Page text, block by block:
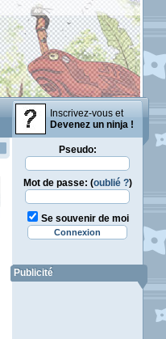
Inscrivez-vous et
Devenez un ninja !
Pseudo:
Mot de passe: (oublié ?)
Se souvenir de moi
Publicité